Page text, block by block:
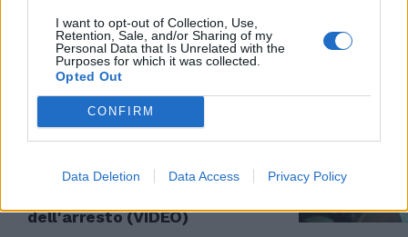
I want to opt-out of Collection, Use,
Retention, Sale, and/or Sharing of my
Personal Data that Is Unrelated with the
Purposes for which it was collected.
Opted Out
CONFIRM
Data Deletion Data Access Privacy Policy
Furto in casa di Gina
Lollobrigida. Arrestato un
romeno
05/04/2020
Prova a spaccare vetro
farmaciaper rubareGuarda il
dell'arresto (VIDEO)